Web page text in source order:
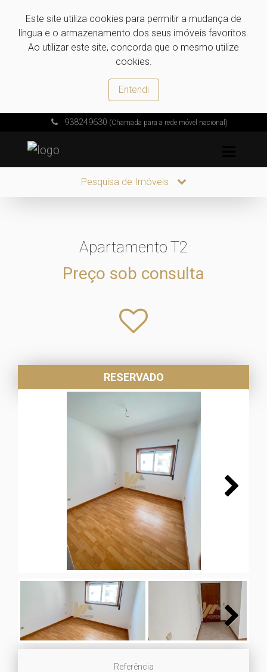
Este site utiliza cookies para permitir a mudança de
língua e o armazenamento dos seus imóveis favoritos.
Ao utilizar este site, concorda que o mesmo utilize
cookies.
Entendi
938249630 (Chamada para a rede móvel nacional)
Pesquisa de Imóveis
Apartamento T2
Preço sob consulta
RESERVADO
Next
Referência